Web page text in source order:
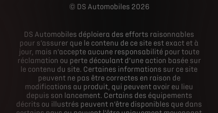
DS Automobiles 2026
DS Automobiles déploiera des efforts raisonnables
pour s’assurer que le contenu de ce site est exact et à
jour, mais n’accepte aucune responsabilité pour toute
réclamation ou perte découlant d’une action basée sur
le contenu du site. Certaines informations sur ce site
peuvent ne pas être correctes en raison de
modifications au produit, qui peuvent avoir eu lieu
depuis son lancement. Certains des équipements
décrits ou illustrés peuvent n’être disponibles que dans